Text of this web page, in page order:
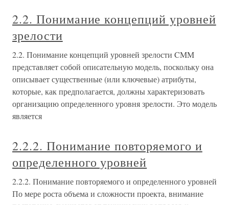
2.2. Понимание концепций уровней
зрелости
2.2. Понимание концепций уровней зрелости CMM
представляет собой описательную модель, поскольку она
описывает существенные (или ключевые) атрибуты,
которые, как предполагается, должны характеризовать
организацию определенного уровня зрелости. Это модель
является
2.2.2. Понимание повторяемого и
определенного уровней
2.2.2. Понимание повторяемого и определенного уровней
По мере роста объема и сложности проекта, внимание